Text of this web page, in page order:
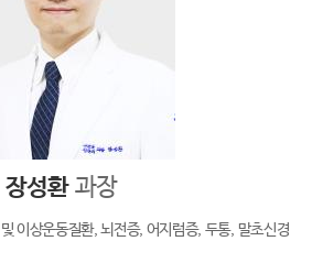
장성환 과장
이상운동질환, 뇌전증, 어지럼증, 두통, 말초신경